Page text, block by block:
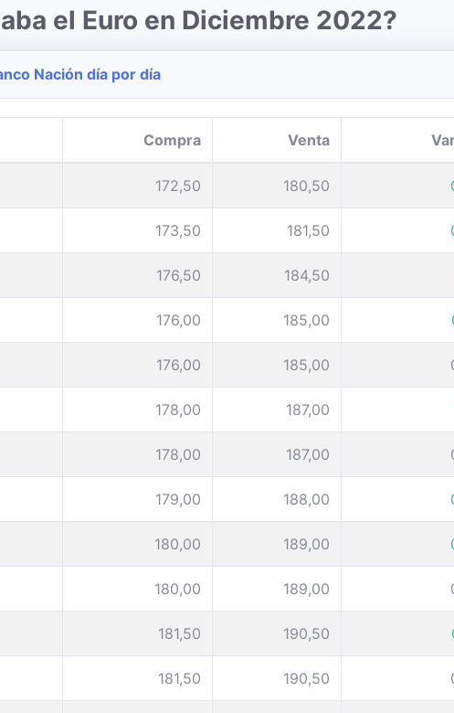
el Euro en Diciembre 2022?
Nación día por día
Compra Venta
172,50 180,50
173,50 181,50
176,50 184,50
176,00 185,00
176,00 185,00
178,00 187,00
178,00 187,00
179,00 188,00
180,00 189,00
180,00 189,00
181,50 190,50
181,50 190,50